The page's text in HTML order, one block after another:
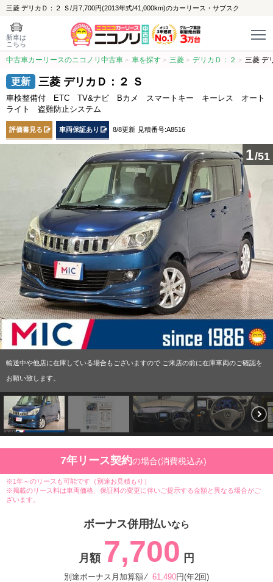
三菱 デリカＤ：２ Ｓ/月7,700円(2013年式/41,000km)のカーリース・サブスク
新車は
こちら
中古車カーリースのニコノリ中古車 車を探す 三菱 デリカＤ：２ 三菱 デ
三菱 デリカＤ：２ Ｓ
車検整備付 ETC TV&ナビ Bカメ スマートキー キーレス オート
ライト 盗難防止システム
評価書見る 車両保証あり 8/8更新 見積番号:A8516
1/51
輸送中や他店に在庫している場合もございますので ご来店の前に在庫車両のご確認を
お願い致します。
7年リース契約の場合(消費税込み)
※1年～のリースも可能です（別途お見積もり）
※掲載のリース料は車両価格、保証料の変更に伴いご提示する金額と異なる場合がご
ざいます。
ボーナス併用払いなら
月額 7,700 円
別途ボーナス月加算額 ⁄ 61,490円(年2回)